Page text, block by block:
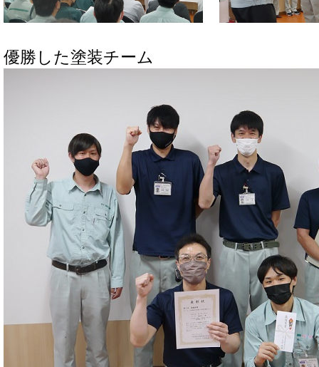
優勝した塗装チーム